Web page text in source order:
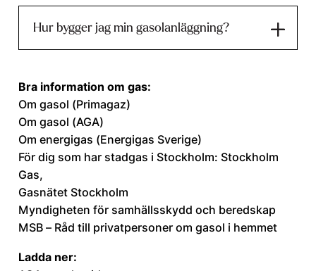
Hur bygger jag min gasolanläggning?
Bra information om gas:
Om gasol (Primagaz)
Om gasol (AGA)
Om energigas (Energigas Sverige)
För dig som har stadgas i Stockholm: Stockholm
Gas,
Gasnätet Stockholm
Myndigheten för samhällsskydd och beredskap
MSB – Råd till privatpersoner om gasol i hemmet
Ladda ner: